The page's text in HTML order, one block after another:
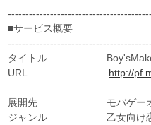
■サービス概要
タイトル Boy'sMaker
URL http://
展開先 モバゲーオー
ジャンル 乙女向け恋愛